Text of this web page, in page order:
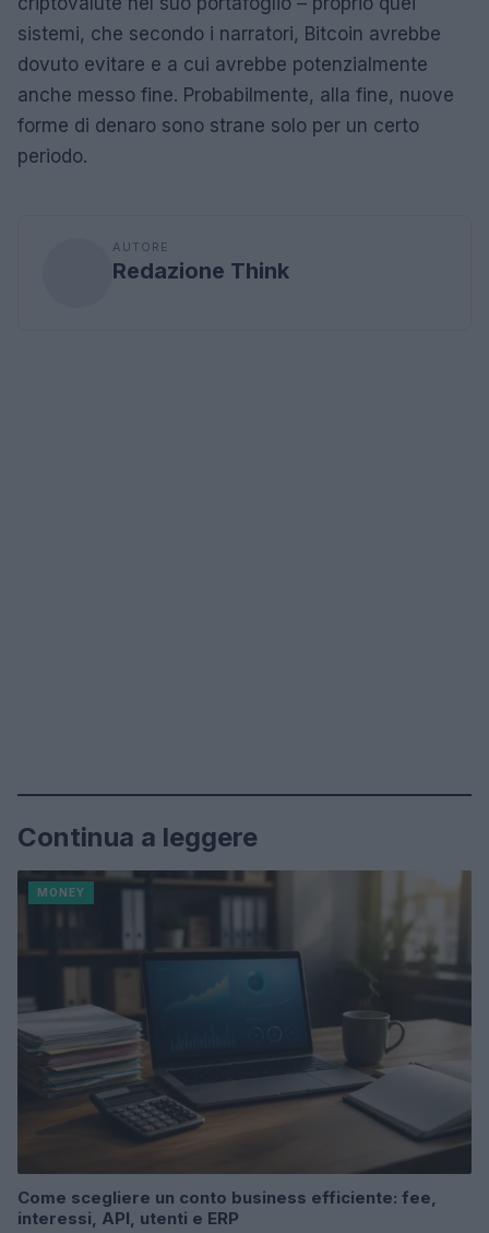
sistemi, che secondo i narratori, Bitcoin avrebbe
dovuto evitare e a cui avrebbe potenzialmente
anche messo fine. Probabilmente, alla fine, nuove
forme di denaro sono strane solo per un certo
periodo.
AUTORE
Redazione Think
Continua a leggere
MONEY
Come scegliere un conto business efficiente: fee,
interessi, API, utenti e ERP